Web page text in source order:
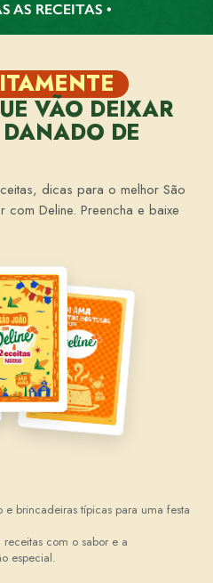
AS RECEITAS •
VÃO DEIXAR
DE
dicas para o melhor São
Deline. Preencha e baixe
brincadeiras típicas para uma festa
com o sabor e a
especial.